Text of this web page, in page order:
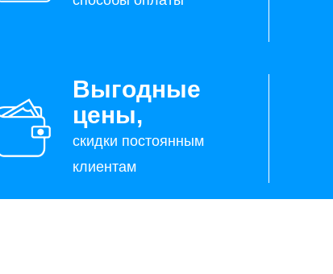
Выгодные
цены,
скидки постоянным
клиентам